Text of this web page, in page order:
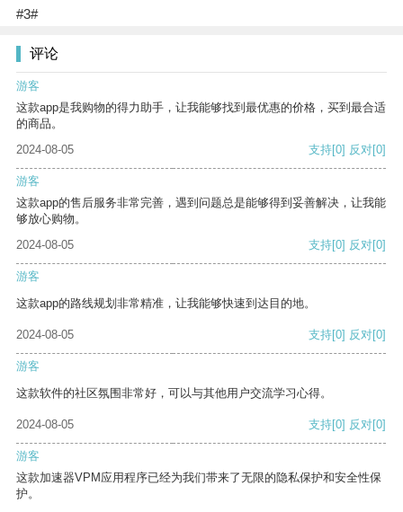
#3#
评论
游客
这款app是我购物的得力助手，让我能够找到最优惠的价格，买到最合适
的商品。
2024-08-05
支持[0] 反对[0]
游客
这款app的售后服务非常完善，遇到问题总是能够得到妥善解决，让我能
够放心购物。
2024-08-05
支持[0] 反对[0]
游客
这款app的路线规划非常精准，让我能够快速到达目的地。
2024-08-05 支持[0] 反对[0]
游客
这款软件的社区氛围非常好，可以与其他用户交流学习心得。
2024-08-05 支持[0] 反对[0]
游客
这款加速器VPM应用程序已经为我们带来了无限的隐私保护和安全性保
护。